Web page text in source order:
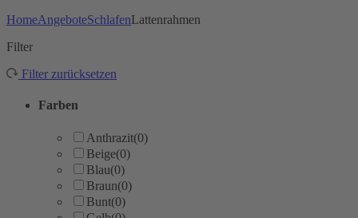
HomeAngeboteSchlafenLattenrahmen
Filter
Filter zurücksetzen
Farben
Anthrazit(0)
Beige(0)
Blau(0)
Braun(0)
Bunt(0)